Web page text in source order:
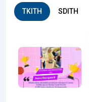
TKITH SDITH